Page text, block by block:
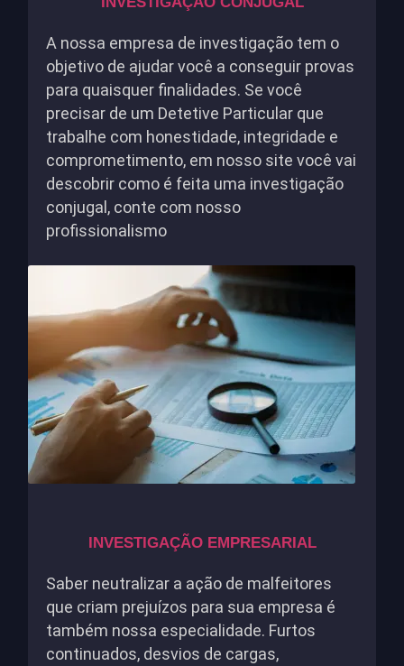
A nossa empresa de investigação tem o
objetivo de ajudar você a conseguir provas
para quaisquer finalidades. Se você
precisar de um Detetive Particular que
trabalhe com honestidade, integridade e
comprometimento, em nosso site você vai
descobrir como é feita uma investigação
conjugal, conte com nosso
profissionalismo
INVESTIGAÇÃO EMPRESARIAL
Saber neutralizar a ação de malfeitores
que criam prejuízos para sua empresa é
também nossa especialidade. Furtos
continuados, desvios de cargas,